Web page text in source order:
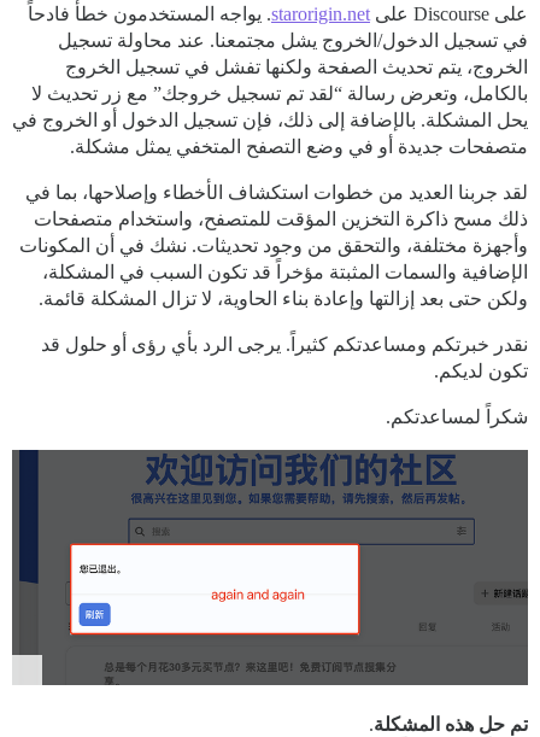
على Discourse على
starorigin.net. يواجه المستخدمون خطأً فادحاً
في تسجيل الدخول/الخروج يشل مجتمعنا. عند محاولة تسجيل
الخروج، يتم تحديث الصفحة ولكنها تفشل في تسجيل الخروج
بالكامل، وتعرض رسالة “لقد تم تسجيل خروجك” مع زر تحديث لا
يحل المشكلة. بالإضافة إلى ذلك، فإن تسجيل الدخول أو الخروج في
متصفحات جديدة أو في وضع التصفح المتخفي يمثل مشكلة.
لقد جربنا العديد من خطوات استكشاف الأخطاء وإصلاحها، بما في
ذلك مسح ذاكرة التخزين المؤقت للمتصفح، واستخدام متصفحات
وأجهزة مختلفة، والتحقق من وجود تحديثات. نشك في أن المكونات
الإضافية والسمات المثبتة مؤخراً قد تكون السبب في المشكلة،
ولكن حتى بعد إزالتها وإعادة بناء الحاوية، لا تزال المشكلة قائمة.
نقدر خبرتكم ومساعدتكم كثيراً. يرجى الرد بأي رؤى أو حلول قد
تكون لديكم.
شكراً لمساعدتكم.
تم حل هذه المشكلة.